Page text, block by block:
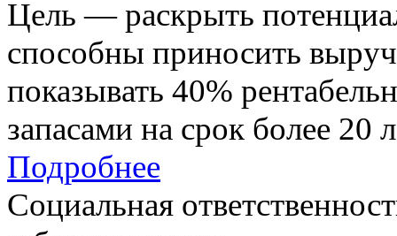
Цель — раскрыть
способны приносить
показывать 40%
запасами на срок более 20
Подробнее
Социальная